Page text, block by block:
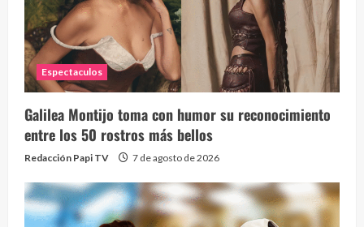
Espectaculos
Galilea Montijo toma con humor su reconocimiento
entre los 50 rostros más bellos
Redacción Papi TV 7 de agosto de 2026